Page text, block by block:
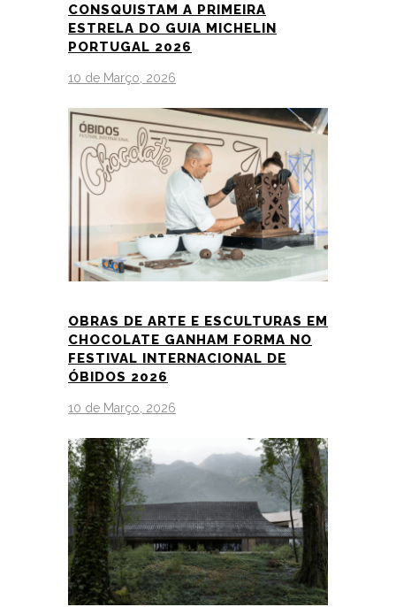
CONSQUISTAM A PRIMEIRA
ESTRELA DO GUIA MICHELIN
PORTUGAL 2026
10 de Março, 2026
OBRAS DE ARTE E ESCULTURAS EM
CHOCOLATE GANHAM FORMA NO
FESTIVAL INTERNACIONAL DE
ÓBIDOS 2026
10 de Março, 2026